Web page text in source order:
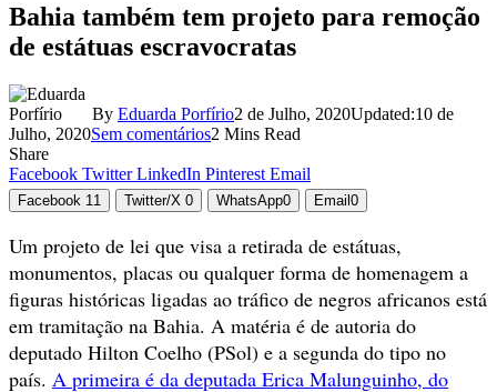
Bahia também tem projeto para remoção
de estátuas escravocratas
By Eduarda Porfírio2 de Julho, 2020Updated:10 de
Julho, 2020Sem comentários2 Mins Read
Share
Facebook Twitter LinkedIn Pinterest Email
Facebook 11 Twitter/X 0 WhatsApp0 Email 0
Um projeto de lei que visa a retirada de estátuas,
monumentos, placas ou qualquer forma de homenagem a
figuras históricas ligadas ao tráfico de negros africanos está
em tramitação na Bahia. A matéria é de autoria do
deputado Hilton Coelho (PSol) e a segunda do tipo no
país. A primeira é da deputada Erica Malunguinho, do